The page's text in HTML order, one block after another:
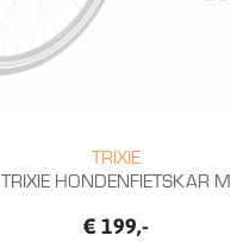
TRIXIE
TRIXIE HONDENFIETSKAR M
€ 199,-